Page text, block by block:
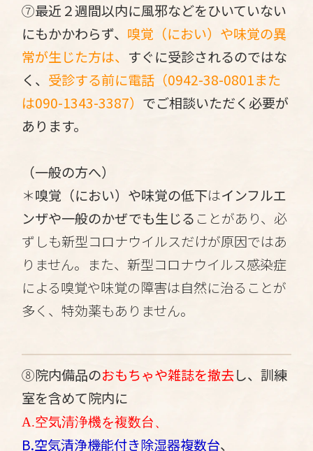
⑦最近２週間以内に風邪などをひいていない
にもかかわらず、 嗅覚（におい）や味覚の異
常が生じた方は、 すぐに受診されるのではな
く、 受診する前に電話（0942-38-0801また
は090-1343-3387） でご相談いただく必要が
あります。
（一般の方へ）
＊嗅覚（におい）や味覚の低下はインフルエ
ンザや一般のかぜでも生じる ことがあり、必
ずしも新型コロナウイルスだけが原因ではあ
りません。また、新型コロナウイルス感染症
による嗅覚や味覚の障害は自然に治ることが
多く、特効薬もありません。
⑧院内備品のおもちゃや雑誌を撤去し、訓練
室を含めて院内に
A.空気清浄機を複数台、
B.空気清浄機能付き除湿器複数台、